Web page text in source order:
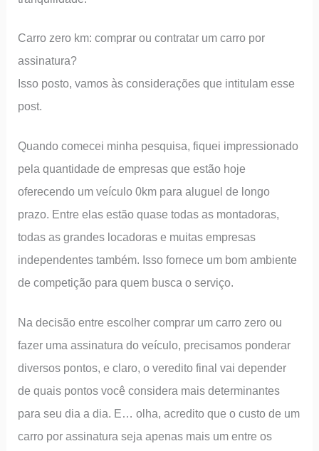
Carro zero km: comprar ou contratar um carro por
assinatura?
Isso posto, vamos às considerações que intitulam esse
post.
Quando comecei minha pesquisa, fiquei impressionado
pela quantidade de empresas que estão hoje
oferecendo um veículo 0km para aluguel de longo
prazo. Entre elas estão quase todas as montadoras,
todas as grandes locadoras e muitas empresas
independentes também. Isso fornece um bom ambiente
de competição para quem busca o serviço.
Na decisão entre escolher comprar um carro zero ou
fazer uma assinatura do veículo, precisamos ponderar
diversos pontos, e claro, o veredito final vai depender
de quais pontos você considera mais determinantes
para seu dia a dia. E… olha, acredito que o custo de um
carro por assinatura seja apenas mais um entre os